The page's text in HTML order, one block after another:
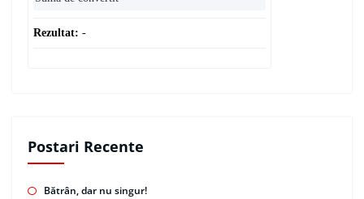
Rezultat: -
Postari Recente
Bătrân, dar nu singur!